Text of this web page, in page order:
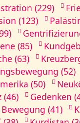
(229)
(123)
(85)
(63)
(52)
(50)
(46)
Gedenken
(41)